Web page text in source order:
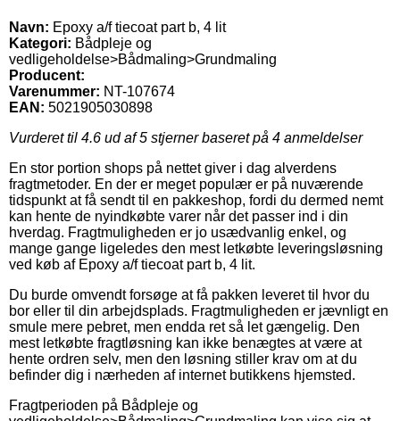
Navn: Epoxy a/f tiecoat part b, 4 lit
Kategori: Bådpleje og
vedligeholdelse>Bådmaling>Grundmaling
Producent:
Varenummer: NT-107674
EAN: 5021905030898
Vurderet til 4.6 ud af 5 stjerner baseret på 4 anmeldelser
En stor portion shops på nettet giver i dag alverdens
fragtmetoder. En der er meget populær er på nuværende
tidspunkt at få sendt til en pakkeshop, fordi du dermed nemt
kan hente de nyindkøbte varer når det passer ind i din
hverdag. Fragtmuligheden er jo usædvanlig enkel, og
mange gange ligeledes den mest letkøbte leveringsløsning
ved køb af Epoxy a/f tiecoat part b, 4 lit.
Du burde omvendt forsøge at få pakken leveret til hvor du
bor eller til din arbejdsplads. Fragtmuligheden er jævnligt en
smule mere pebret, men endda ret så let gængelig. Den
mest letkøbte fragtløsning kan ikke benægtes at være at
hente ordren selv, men den løsning stiller krav om at du
befinder dig i nærheden af internet butikkens hjemsted.
Fragtperioden på Bådpleje og